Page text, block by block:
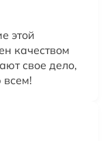
этой
качеством
свое дело,